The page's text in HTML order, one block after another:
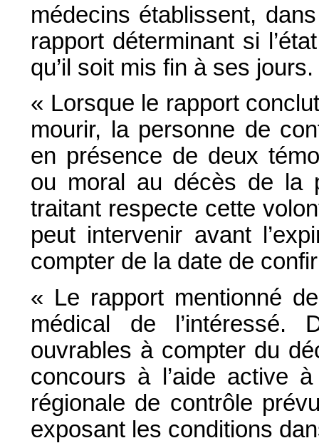
médecins établissent,
rapport déterminant si
qu’il soit mis fin à ses jours.
« Lorsque le rapport
mourir, la personne de
en présence de deux
ou moral au décès de la
traitant respecte cette
peut intervenir avant
compter de la date de
« Le rapport mentionné
médical de
ouvrables à compter du
concours à l’aide active
régionale de contrôle
exposant les conditions